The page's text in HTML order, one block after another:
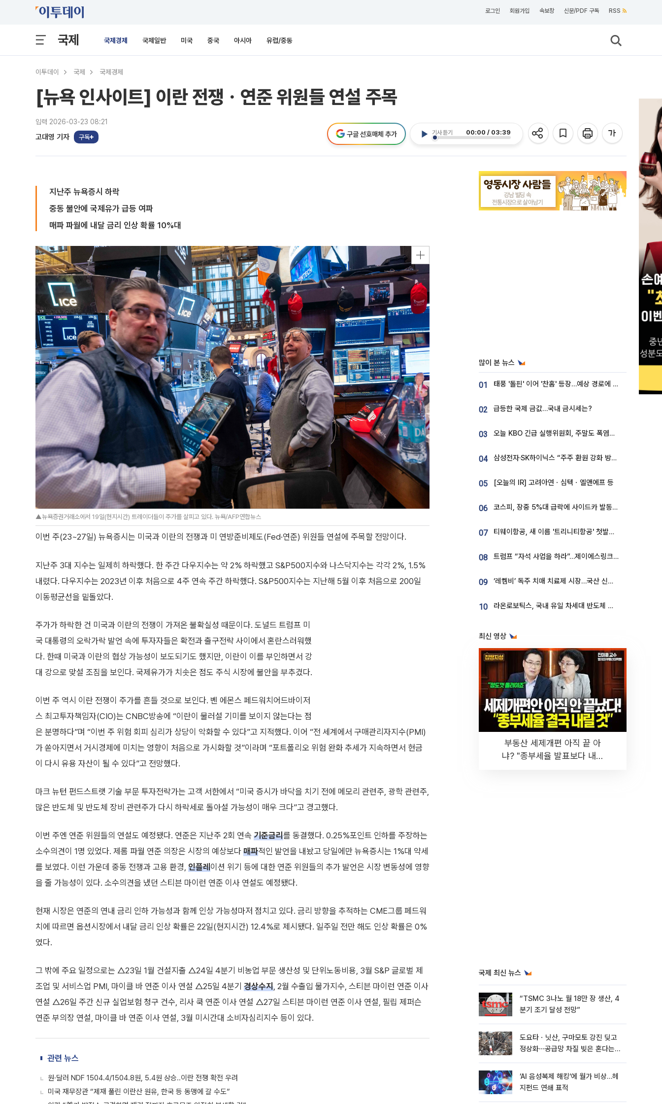
로그인 회원가입 속보창 신문/PDF 구독 RSS
국제 국제경제 국제일반 미국 중국 아시아 유럽/중동
이투데이 국제 국제경제
[뉴욕 인사이트] 이란 전쟁ㆍ연준 위원들 연설 주목
입력 2026-03-23 08:21
고대영 기자 구독
기사 듣기 00:00 / 03:39
구글 선호매체 추가
지난주 뉴욕증시 하락
중동 불안에 국제유가 급등 여파
매파 파월에 내달 금리 인상 확률 10%대
▲뉴욕증권거래소에서 19일(현지시간) 트레이더들이 주가를 살피고 있다. 뉴욕/AFP연합뉴스
이번 주(23~27일) 뉴욕증시는 미국과 이란의 전쟁과 미 연방준비제도(Fed·연준) 위원들 연설에 주목할 전망이다.
지난주 3대 지수는 일제히 하락했다. 한 주간 다우지수는 약 2% 하락했고 S&P500지수와 나스닥지수는 각각 2%, 1.5%
내렸다. 다우지수는 2023년 이후 처음으로 4주 연속 주간 하락했다. S&P500지수는 지난해 5월 이후 처음으로 200일
이동평균선을 밑돌았다.
주가가 하락한 건 미국과 이란의 전쟁이 가져온 불확실성 때문이다. 도널드 트럼프 미
국 대통령의 오락가락 발언 속에 투자자들은 확전과 출구전략 사이에서 혼란스러워했
다. 한때 미국과 이란의 협상 가능성이 보도되기도 했지만, 이란이 이를 부인하면서 강
대 강으로 맞설 조짐을 보인다. 국제유가가 치솟은 점도 주식 시장에 불안을 부추겼다.
이번 주 역시 이란 전쟁이 주가를 흔들 것으로 보인다. 벤 에몬스 페드워치어드바이저
스 최고투자책임자(CIO)는 CNBC방송에 “이란이 물러설 기미를 보이지 않는다는 점
은 분명하다”며 “이번 주 위험 회피 심리가 상당이 악화할 수 있다”고 지적했다. 이어 “전 세계에서 구매관리자지수(PMI)
가 쏟아지면서 거시경제에 미치는 영향이 처음으로 가시화할 것”이라며 “포트폴리오 위험 완화 추세가 지속하면서 현금
이 다시 유용 자산이 될 수 있다”고 전망했다.
마크 뉴턴 펀드스트랫 기술 부문 투자전략가는 고객 서한에서 “미국 증시가 바닥을 치기 전에 메모리 관련주, 광학 관련주,
많은 반도체 및 반도체 장비 관련주가 다시 하락세로 돌아설 가능성이 매우 크다”고 경고했다.
이번 주엔 연준 위원들의 연설도 예정됐다. 연준은 지난주 2회 연속 기준금리를 동결했다. 0.25%포인트 인하를 주장하는
소수의견이 1명 있었다. 제롬 파월 연준 의장은 시장의 예상보다 매파적인 발언을 내놨고 당일에만 뉴욕증시는 1%대 약세
를 보였다. 이런 가운데 중동 전쟁과 고용 환경, 인플레이션 위기 등에 대한 연준 위원들의 추가 발언은 시장 변동성에 영향
을 줄 가능성이 있다. 소수의견을 냈던 스티븐 마이런 연준 이사 연설도 예정됐다.
현재 시장은 연준의 연내 금리 인하 가능성과 함께 인상 가능성마저 점치고 있다. 금리 방향을 추적하는 CME그룹 페드워
치에 따르면 옵션시장에서 내달 금리 인상 확률은 22일(현지시간) 12.4%로 제시됐다. 일주일 전만 해도 인상 확률은 0%
였다.
그 밖에 주요 일정으로는 △23일 1월 건설지출 △24일 4분기 비농업 부문 생산성 및 단위노동비용, 3월 S&P 글로벌 제
조업 및 서비스업 PMI, 마이클 바 연준 이사 연설 △25일 4분기 경상수지, 2월 수출입 물가지수, 스티븐 마이런 연준 이사
연설 △26일 주간 신규 실업보험 청구 건수, 리사 쿡 연준 이사 연설 △27일 스티븐 마이런 연준 이사 연설, 필립 제퍼슨
연준 부의장 연설, 마이클 바 연준 이사 연설, 3월 미시간대 소비자심리지수 등이 있다.
관련 뉴스
원·달러 NDF 1504.4/1504.8원, 5.4원 상승..이란 전쟁 확전 우려
미국 재무장관 “제재 풀린 이란산 원유, 한국 등 동맹에 갈 수도”
많이 본 뉴스
01 태풍 '돌핀' 이어 '찬홈' 등장…예상 경로에 한국 '한숨'
02 급등한 국제 금값…국내 금시세는?
03 오늘 KBO 긴급 실행위원회, 주말도 폭염취소 될까
04 삼성전자·SK하이닉스 “주주 환원 강화 방안 마련”
05 [오늘의 IR] 고려아연ㆍ심텍ㆍ엘앤에프 등
06 코스피, 장중 5%대 급락에 사이드카 발동…삼성·SK 동반 폭락
07 티웨이항공, 새 이름 '트리니티항공' 첫발…SSC 전략 본격화
08 트럼프 “자석 사업을 하라”…제이에스링크, 비중국 영구자석 공급망 구축 속도
09 ‘레켐비’ 독주 치매 치료제 시장…국산 신약 등장하나
10 라온로보틱스, 국내 유일 차세대 반도체 공정 로봇 개발 ‘고객사 테스트 진행’
최신 영상
부동산 세제개편 아직 끝 아
냐? "종부세율 발표보다 내릴
국제 최신 뉴스
“TSMC 3나노 월 18만 장 생산, 4
분기 조기 달성 전망”
도요타ㆍ닛산, 구마모토 강진 딪고
정상화⋯공급망 차질 빚은 혼다는
‘AI 음성복제 해킹‘에 월가 비상…헤
지펀드 연쇄 표적